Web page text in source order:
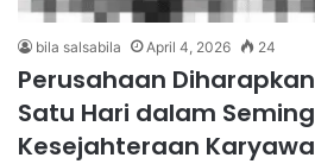
bila salsabila April 4, 2026 24
Perusahaan
Satu Hari dalam
Kesejahteraan